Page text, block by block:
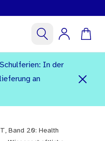
In der
an
Band 20: Health